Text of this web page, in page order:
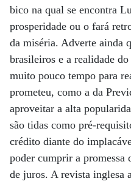
bico na qual se encontra
prosperidade ou o fará
da miséria. Adverte ainda
brasileiros e a realidade
muito pouco tempo para
prometeu, como a da
aproveitar a alta
são tidas como pré-
crédito diante do
poder cumprir a promessa
de juros. A revista inglesa